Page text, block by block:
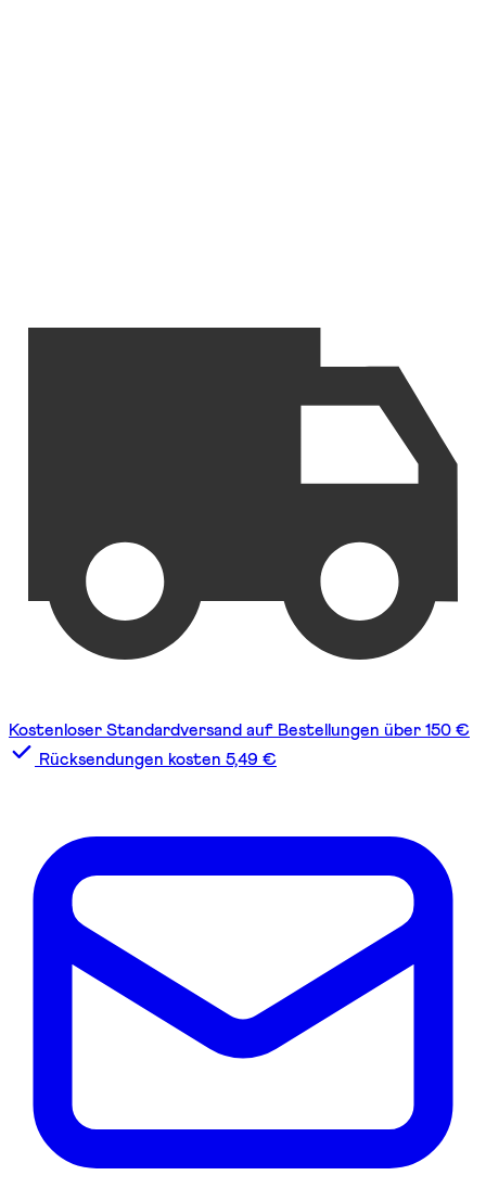
Kostenloser Standardversand auf Bestellungen über 150 €
Rücksendungen kosten 5,49 €